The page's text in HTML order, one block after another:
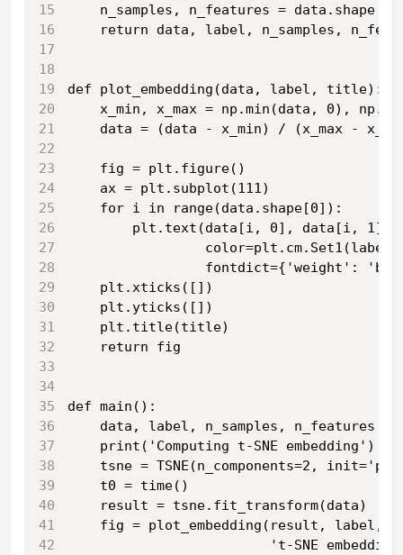
    n_samples, n_features = data.shape
return data, label, n_samples,
def plot_embedding(data, label, title):
x_min, x_max = np.min(data, 0),
data = (data - x_min) / (x_max -
    fig = plt.figure()
    ax = plt.subplot(111)
    for i in range(data.shape[0]):
plt.text(data[i, 0], data[i, 1],
fontdict={'weight':
    plt.xticks([])
    plt.yticks([])
    plt.title(title)
    return fig
def main():
data, label, n_samples, n_features =
    print('Computing t-SNE embedding')
tsne = TSNE(n_components=2,
    t0 = time()
    result = tsne.fit_transform(data)
    fig = plot_embedding(result, label,
't-SNE